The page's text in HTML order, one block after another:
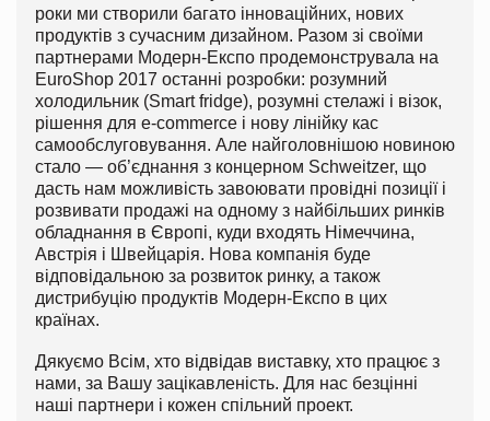
роки ми створили багато інноваційних, нових
продуктів з сучасним дизайном. Разом зі своїми
партнерами Модерн-Експо продемонструвала на
EuroShop 2017 останні розробки: розумний
холодильник (Smart fridge), розумні стелажі і візок,
рішення для e-commerce і нову лінійку кас
самообслуговування. Але найголовнішою новиною
стало — об’єднання з концерном Schweitzer, що
дасть нам можливість завоювати провідні позиції і
розвивати продажі на одному з найбільших ринків
обладнання в Європі, куди входять Німеччина,
Австрія і Швейцарія. Нова компанія буде
відповідальною за розвиток ринку, а також
дистрибуцію продуктів Модерн-Експо в цих
країнах.
Дякуємо Всім, хто відвідав виставку, хто працює з
нами, за Вашу зацікавленість. Для нас безцінні
наші партнери і кожен спільний проект.